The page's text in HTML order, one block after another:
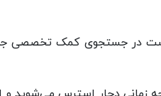
در جستجوی کمک تخصصی